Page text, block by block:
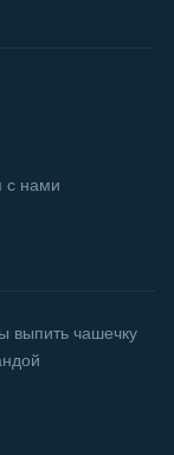
с нами
выпить чашечку